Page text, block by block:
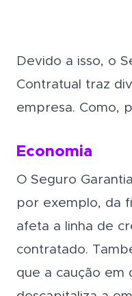
Devido a isso, o
Contratual traz
empresa. Como,
Economia
O Seguro
por exemplo, da
afeta a linha de
contratado.
que a caução em